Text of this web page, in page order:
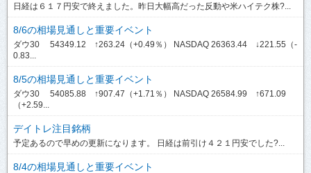
日経は６１７円安で終えました。昨日大幅高だった反動や米ハイテク株?...
8/6の相場見通しと重要イベント
ダウ30 54349.12 ↑263.24（+0.49％） NASDAQ 26363.44 ↓221.55（-
0.83...
8/5の相場見通しと重要イベント
ダウ30 54085.88 ↑907.47（+1.71％） NASDAQ 26584.99 ↑671.09
（+2.59...
デイトレ注目銘柄
予定あるので早めの更新になります。 日経は前引け４２１円安でした?...
8/4の相場見通しと重要イベント